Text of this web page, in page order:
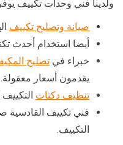
ولدينا فني وحدات تكييف
صيانة وتصليح تكييف
أيضا استخدام أحدث
خبراء في تصليح
يقدمون أسعار معقولة.
تنظيف دكتات
فني تكييف القادسية
التكييف.